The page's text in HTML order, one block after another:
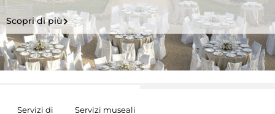
Scopri di più
Servizi di
Servizi museali